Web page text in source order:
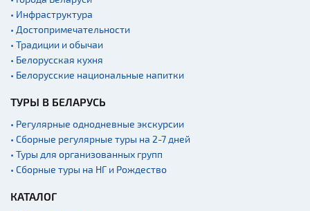
Театры
Национальные парки и
заказники
Аэропорты
вокзалы
• Инфраструктура
• Достопримечательности
• Традиции и обычаи
• Белорусская кухня
• Белорусские национальные напитки
ТУРЫ В БЕЛАРУСЬ
• Регулярные однодневные экскурсии
• Сборные регулярные туры на 2-7 дней
• Туры для организованных групп
• Сборные туры на НГ и Рождество
КАТАЛОГ